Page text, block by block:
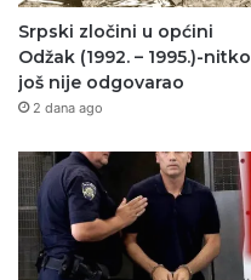
Srpski zločini u općini
Odžak (1992. – 1995.)-nitko
još nije odgovarao
2 dana ago